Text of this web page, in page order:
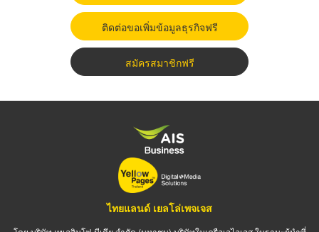
ติดต่อขอเพิ่มข้อมูลธุรกิจฟรี
สมัครสมาชิกฟรี
ไทยแลนด์ เยลโล่เพจเจส